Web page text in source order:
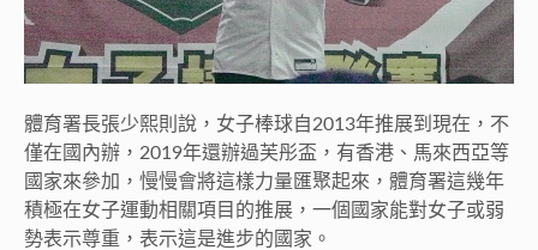
體育署長張少熙則說，女子棒球自2013年推展到現在，不
僅在國內辦，2019年還辦過芙彤盃，有香港、馬來西亞等
國家來參加，慢慢會將這樣力量匯聚起來，體育署這幾年
積極在女子運動相關項目的推展，一個國家能對女子或弱
勢表示尊重，表示這是進步的國家。